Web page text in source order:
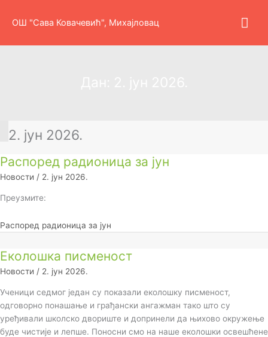
ОШ "Сава Ковачевић", Михајловац
2. јун 2026.
Распоред радионица за јун
Новости / 2. јун 2026.
Преузмите:
Распоред радионица за јун
Еколошка писменост
Новости / 2. јун 2026.
Ученици седмог један су показали еколошку писменост,
одговорно понашање и грађански ангажман тако што су
уређивали школско двориште и допринели да њихово окружење
буде чистије и лепше. Поносни смо на наше еколошки освешћене